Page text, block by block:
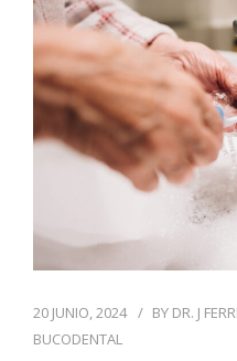
20 JUNIO, 2024 BY DR. J
BUCODENTAL